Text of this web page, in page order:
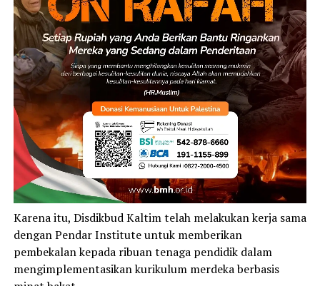
Karena itu, Disdikbud Kaltim telah melakukan kerja sama
dengan Pendar Institute untuk memberikan
pembekalan kepada ribuan tenaga pendidik dalam
mengimplementasikan kurikulum merdeka berbasis